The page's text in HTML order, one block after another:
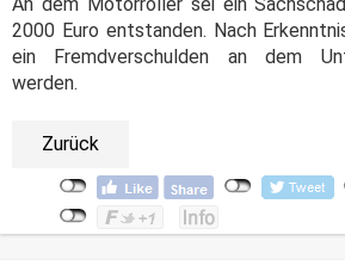
2000 Euro entstanden. Nach
ein Fremdverschulden an dem
werden.
Zurück